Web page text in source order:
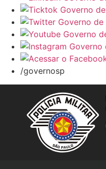
/governosp